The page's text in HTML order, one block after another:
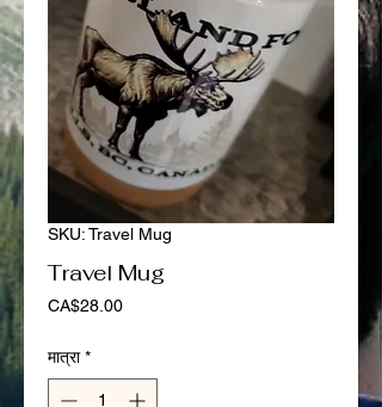
SKU: Travel Mug
Travel Mug
CA$28.00मूल्य
मात्रा *